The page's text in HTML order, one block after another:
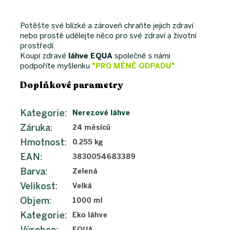
Potěšte své blízké a zároveň chraňte jejich zdraví
nebo prostě udělejte něco pro své zdraví a životní
prostředí.
Koupí zdravé láhve EQUA společně s námi
podpoříte myšlenku "PRO MÉNĚ ODPADU"
Doplňkové parametry
Kategorie: Nerezové láhve
Záruka: 24 měsíců
Hmotnost: 0.255 kg
EAN: 3830054683389
Barva: Zelená
Velikost: Velká
Objem: 1000 ml
Kategorie: Eko láhve